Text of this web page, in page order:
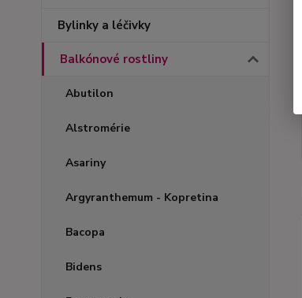
Bylinky a léčivky
Balkónové rostliny
Abutilon
Alstromérie
Asariny
Argyranthemum - Kopretina
Bacopa
Bidens